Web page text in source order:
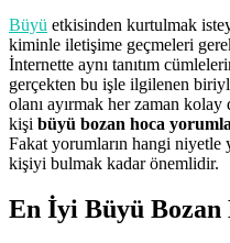
Büyü etkisinden kurtulmak
kiminle iletişime geçmeleri
İnternette aynı tanıtım
gerçekten bu işle ilgilenen
olanı ayırmak her zaman
kişi büyü bozan hoca
Fakat yorumların hangi niyetle
kişiyi bulmak kadar önemlidir.
En İyi Büyü Bozan